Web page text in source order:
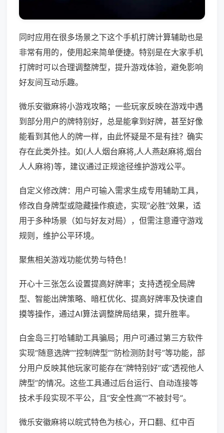
同时应用在很多场景之下这个手机打牌计算辅助也是
非常有用的，使用起来简单便捷。特别是在大家手机
打牌时可以合理调整牌型，提升游戏体验，避免影响
好友间互动乐趣。
微乐安徽麻将小游戏攻略；一些玩家反映在游戏中遇
到部分用户的牌特别好，总是能拿到好牌，甚至好像
能看到其他人的牌一样，由此怀疑是不是有挂？确实
存在此类外挂。如(人人烟台麻将,人人燕赵麻将,烟台
人人麻将)等，建议通过正规途径维护游戏公平。
自定义修改牌：用户可输入需求生成专用辅助工具，
修改自身牌型或隐藏操作痕迹，实现“必胜”效果，适
用于多种场景（如与好友对局），但需注意遵守游戏
规则，维护公平环境。
聚焦相关游戏功能优势与特色！
开心十三张怎么设置提高好牌率；支持透视全局牌
型、智能出牌策略、暗杠优化、提高好牌率及快速自
摸等操作，通过AI算法调整牌局结果，提升胜率。
白金岛三打哈辅助工具骗局；用户可通过第三方软件
实现“随意选牌”“控制牌型”“防检测防封号”等功能，部
分用户反映其他玩家可能存在“牌特别好”或“透视他人
牌型”的情况。这些工具通过后台运行、自动连接等
技术手段实现不平公，且“安全性高”“不被封号”。
微乐安徽麻将以皖式特色为核心，开口翻、红中百